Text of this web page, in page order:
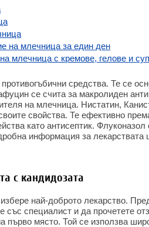
на млечница за един ден
млечница с кремове, гелове и
средства. Те се
се счита за макролиден
на млечница. Нистатин,
свойства. Те ефективно
като антисептик. Флуконазол
информация за лекарствата
с кандидозата
най-доброто лекарство.
със специалист и да прочетете
първо място. Той се използва